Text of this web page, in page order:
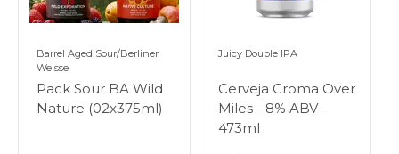
Barrel Aged Sour/Berliner
Weisse
Pack Sour BA Wild
Nature (02x375ml)
Juicy Double IPA
Cerveja Croma Over
Miles - 8% ABV -
473ml